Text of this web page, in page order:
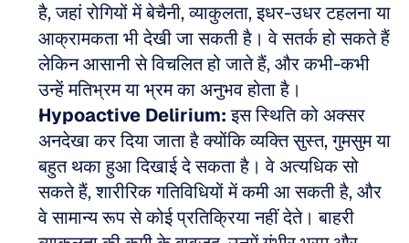
है, जहां रोगियों में बेचैनी, व्याकुलता, इधर-उधर टहलना या
आक्रामकता भी देखी जा सकती है। वे सतर्क हो सकते हैं
लेकिन आसानी से विचलित हो जाते हैं, और कभी-कभी
उन्हें मतिभ्रम या भ्रम का अनुभव होता है।
Hypoactive Delirium: इस स्थिति को अक्सर
अनदेखा कर दिया जाता है क्योंकि व्यक्ति सुस्त, गुमसुम या
बहुत थका हुआ दिखाई दे सकता है। वे अत्यधिक सो
सकते हैं, शारीरिक गतिविधियों में कमी आ सकती है, और
वे सामान्य रूप से कोई प्रतिक्रिया नहीं देते। बाहरी